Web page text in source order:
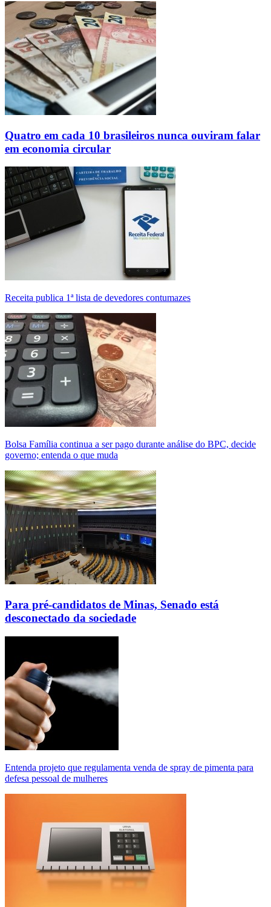
Quatro em cada 10 brasileiros nunca ouviram falar
em economia circular
Receita publica 1ª lista de devedores contumazes
Bolsa Família continua a ser pago durante análise do BPC, decide
governo; entenda o que muda
Para pré-candidatos de Minas, Senado está
desconectado da sociedade
Entenda projeto que regulamenta venda de spray de pimenta para
defesa pessoal de mulheres